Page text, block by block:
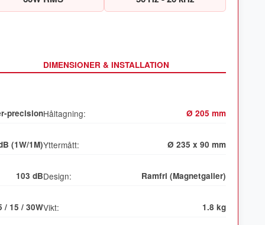
precision
(1W/1M)
103 dB
/ 15 / 30W
DIMENSIONER & INSTALLATION
Håltagning: Ø 205 mm
Yttermått: Ø 235 x 90 mm
Design: Ramfri (Magnetgaller)
Vikt: 1.8 kg